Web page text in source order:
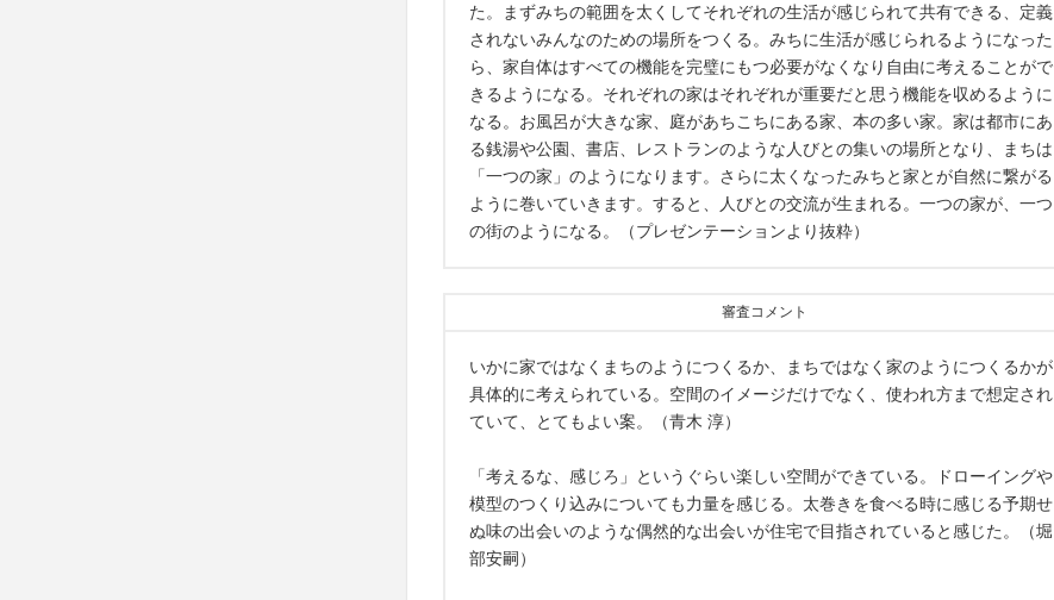
た。まずみちの範囲を太くしてそれぞれの生活が感じられて共有できる、定義
されないみんなのための場所をつくる。みちに生活が感じられるようになった
ら、家自体はすべての機能を完璧にもつ必要がなくなり自由に考えることがで
きるようになる。それぞれの家はそれぞれが重要だと思う機能を収めるように
なる。お風呂が大きな家、庭があちこちにある家、本の多い家。家は都市にあ
る銭湯や公園、書店、レストランのような人びとの集いの場所となり、まちは
「一つの家」のようになります。さらに太くなったみちと家とが自然に繋がる
ように巻いていきます。すると、人びとの交流が生まれる。一つの家が、一つ
の街のようになる。（プレゼンテーションより抜粋）
審査コメント
いかに家ではなくまちのようにつくるか、まちではなく家のようにつくるかが
具体的に考えられている。空間のイメージだけでなく、使われ方まで想定され
ていて、とてもよい案。（青木 淳）
「考えるな、感じろ」というぐらい楽しい空間ができている。ドローイングや
模型のつくり込みについても力量を感じる。太巻きを食べる時に感じる予期せ
ぬ味の出会いのような偶然的な出会いが住宅で目指されていると感じた。（堀
部安嗣）